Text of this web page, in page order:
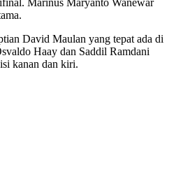
David Maulan yang tepat ada di
Haay dan Saddil Ramdani
kanan dan kiri.